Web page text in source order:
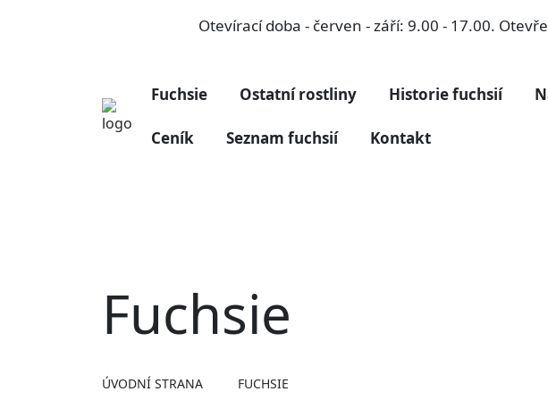
Otevírací doba - červen - září: 9.00 - 17.00.
Fuchsie Ostatní rostliny Historie fuchsií
Ceník Seznam fuchsií Kontakt
Fuchsie
ÚVODNÍ STRANA FUCHSIE